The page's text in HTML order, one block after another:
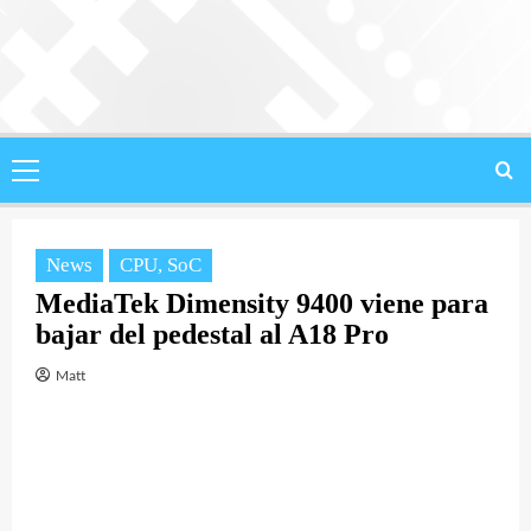
principal
News CPU, SoC
MediaTek Dimensity 9400 viene para
bajar del pedestal al A18 Pro
Matt